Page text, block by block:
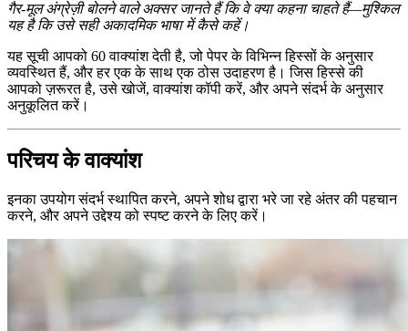
गैर-मूल अंग्रेज़ी बोलने वाले अक्सर जानते हैं कि वे क्या कहना चाहते हैं—मुश्किल
यह है कि उसे सही अकादमिक भाषा में कैसे कहें।
यह सूची आपको 60 वाक्यांश देती है, जो पेपर के विभिन्न हिस्सों के अनुसार
व्यवस्थित हैं, और हर एक के साथ एक ठोस उदाहरण है। जिस हिस्से की
आपको ज़रूरत है, उसे खोजें, वाक्यांश कॉपी करें, और अपने संदर्भ के अनुसार
अनुकूलित करें।
परिचय के वाक्यांश
इनका उपयोग संदर्भ स्थापित करने, अपने शोध द्वारा भरे जा रहे अंतर की पहचान
करने, और अपने उद्देश्य को स्पष्ट करने के लिए करें।